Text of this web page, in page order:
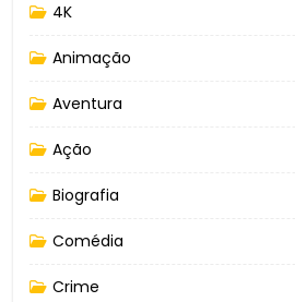
4K
Animação
Aventura
Ação
Biografia
Comédia
Crime